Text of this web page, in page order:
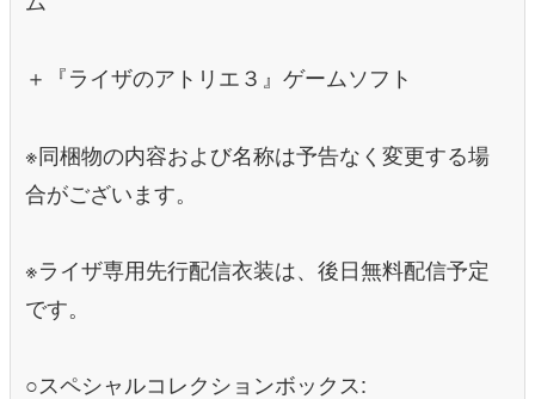
＋『ライザのアトリエ３』ゲームソフト
※同梱物の内容および名称は予告なく変更する場
合がございます。
※ライザ専用先行配信衣装は、後日無料配信予定
です。
○スペシャルコレクションボックス: